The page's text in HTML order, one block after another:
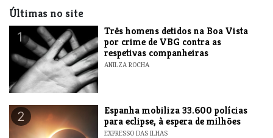
Últimas no site
1
Três homens detidos na Boa Vista
por crime de VBG contra as
respetivas companheiras
ANILZA ROCHA
2
Espanha mobiliza 33.600 polícias
para eclipse, à espera de milhões
EXPRESSO DAS ILHAS